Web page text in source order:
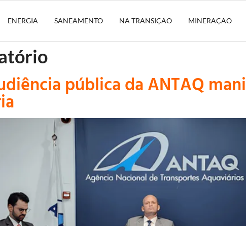
ENERGIA SANEAMENTO NA TRANSIÇÃO MINERAÇÃO
pública da ANTAQ